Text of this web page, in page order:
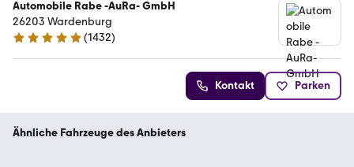
Automobile Rabe -AuRa- GmbH
26203 Wardenburg
4.9 Sterne
(1432)
Kontakt Parken
Ähnliche Fahrzeuge des Anbieters